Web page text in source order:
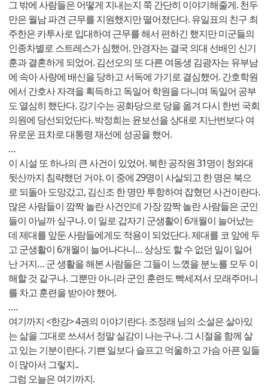
그 밖에 사람들은 어떻게 지내는지 쭉 간단히 이야기해줄게. 천두
만은 월남 파견 근무를 지원했지만 떨어졌단다. 유일표의 친구 최
주한은 카투사로 입대하여 근무를 해서 편하긴 했지만 미군들의
인종차별로 스트레스가 심했어. 안경자는 결국 의대 선배인 신기
훈과 결혼하게 되었어. 김선오의 또 다른 여동생 김광자는 유부남
에 속아 사랑에 배신을 당하고 서독에 가기로 결심했어. 간호학원
에서 간호사 자격을 획득하고 독일어 학원을 다니며 독일어 공부
도 열심히 했단다. 강기수는 공화당으로 당을 옮겨 다시 한번 국회
의원에 당선되었단다. 박정희는 윤보선을 상대로 지난번보다 여
유로운 표차로 대통령 재선에 성공을 했어.
…
이 시설 또 하나의 큰 사건이 있었어. 북한 공작원 31명이 청와대
뒷산까지 침략했던 거야. 이 중에 29명이 사살되고 한 명은 북으
로 되돌아 도망갔고, 김신조 한 명만 투항하여 잡혔던 사건이란다.
많은 사람들이 깜짝 놀란 사건인데 가장 깜짝 놀란 사람들은 군인
들이 아닐까 싶구나. 이 일로 갑자기 군생활이 6개월이 늘어났는
데 제대를 앞둔 사람들에게도 적용이 되었단다. 제대를 코 앞에 두
고 군생활이 6개월이 늘어나다니… 상상도 할 수 없던 일이 일어
난 거지… 군 생활을 해본 사람들은 그들이 느꼈을 분노를 모두 이
해할 것 같구나. 그뿐만 아니라 군인 훈련도 빡세져서 모래주머니
를 차고 훈련을 받아야 했어.
….
여기까지 <한강> 4권의 이야기란다. 조정래 님의 소설은 살아있
는 삶을 그대로 쓰셔서 정말 실감이 나는구나. 그 시절을 함께 살
고 있는 기분이란다. 기쁜 일보다 슬프고 억울하고 가슴 아픈 일들
이 많아서 그렇지..
그럼 오늘은 여기까지.